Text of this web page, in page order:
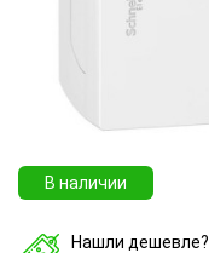
В наличии
Нашли дешевле?